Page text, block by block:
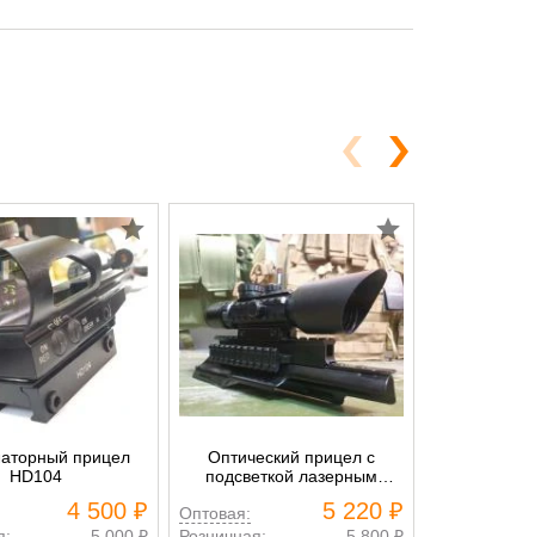
прицел
HD104
4 500 ₽
Оптический прицел с
подсветкой лазерным
Оптовая:
5 220 ₽